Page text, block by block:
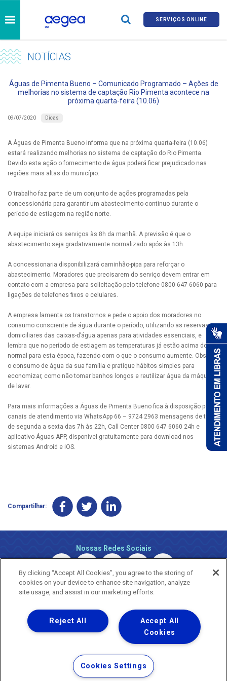
SERVIÇOS ONLINE
NOTÍCIAS
Águas de Pimenta Bueno – Comunicado Programado – Ações de
melhorias no sistema de captação Rio Pimenta acontece na
próxima quarta-feira (10.06)
09/07/2020 Dicas
A Águas de Pimenta Bueno informa que na próxima quarta-feira (10.06)
estará realizando melhorias no sistema de captação do Rio Pimenta.
Devido esta ação o fornecimento de água poderá ficar prejudicado nas
regiões mais altas do município.
O trabalho faz parte de um conjunto de ações programadas pela
concessionária para garantir um abastecimento continuo durante o
período de estiagem na região norte.
A equipe iniciará os serviços às 8h da manhã. A previsão é que o
abastecimento seja gradativamente normalizado após às 13h.
A concessionaria disponibilizará caminhão-pipa para reforçar o
abastecimento. Moradores que precisarem do serviço devem entrar em
contato com a empresa para solicitação pelo telefone 0800 647 6060 para
ligações de telefones fixos e celulares.
A empresa lamenta os transtornos e pede o apoio dos moradores no
consumo consciente de água durante o período, utilizando as reservas
domiciliares das caixas-d’água apenas para atividades essenciais, e
lembra que no período de estiagem as temperaturas já estão acima do
normal para esta época, fazendo com o que o consumo aumente. Observe
o consumo de água da sua família e pratique hábitos simples para
economizar, como não tomar banhos longos e reutilizar água da máquina
de lavar.
Para mais informações a Águas de Pimenta Bueno fica à disposição pelos
canais de atendimento via WhatsApp 66 – 9724 2963 mensagens de texto
de segunda a sexta das 7h às 22h, Call Center 0800 647 6060 24h e
aplicativo Águas APP, disponível gratuitamente para download nos
sistemas Android e iOS.
Compartilhar:
Nossas Redes Sociais
Copyright © 2026 - Todos os Direitos Reservados.
Nossa natureza movimenta a vida
Termos Gerais de Uso de Sites e Aplicativos
Política de Privacidade e Proteção de Dados
By clicking “Accept All Cookies”, you agree to the storing of
cookies on your device to enhance site navigation, analyze
site usage, and assist in our marketing efforts.
Accept All
Cookies
Reject All
Cookies Settings